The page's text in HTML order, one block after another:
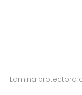
Lamina protectora